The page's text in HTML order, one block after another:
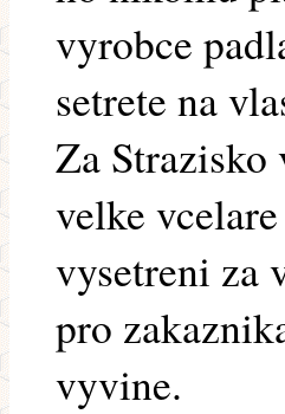
vyrobce
setrete na
Za
velke
vysetreni za
pro
vyvine.